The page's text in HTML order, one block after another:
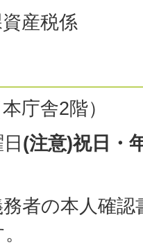
産税係
庁舎2階）
(注意)祝日・
者の本人確認